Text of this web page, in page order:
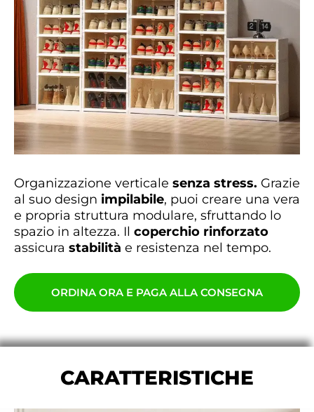
Organizzazione verticale senza stress. Grazie
al suo design impilabile, puoi creare una vera
e propria struttura modulare, sfruttando lo
spazio in altezza. Il coperchio rinforzato
assicura stabilità e resistenza nel tempo.
ORDINA ORA E PAGA ALLA CONSEGNA
CARATTERISTICHE